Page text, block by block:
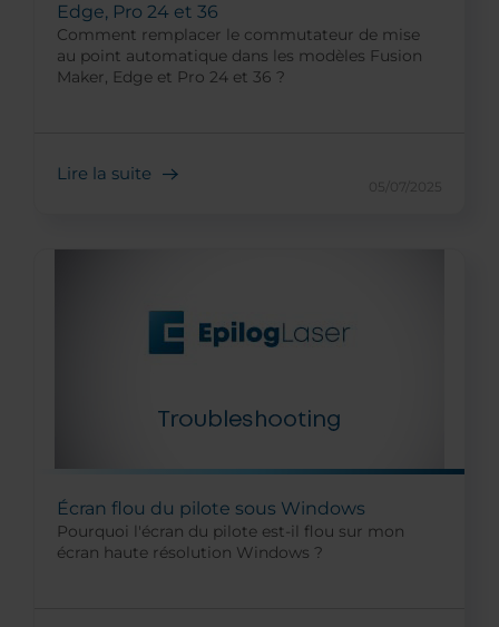
Edge, Pro 24 et 36
Comment remplacer le commutateur de mise
au point automatique dans les modèles Fusion
Maker, Edge et Pro 24 et 36 ?
Lire la suite
05/07/2025
Écran flou du pilote sous Windows
Pourquoi l'écran du pilote est-il flou sur mon
écran haute résolution Windows ?